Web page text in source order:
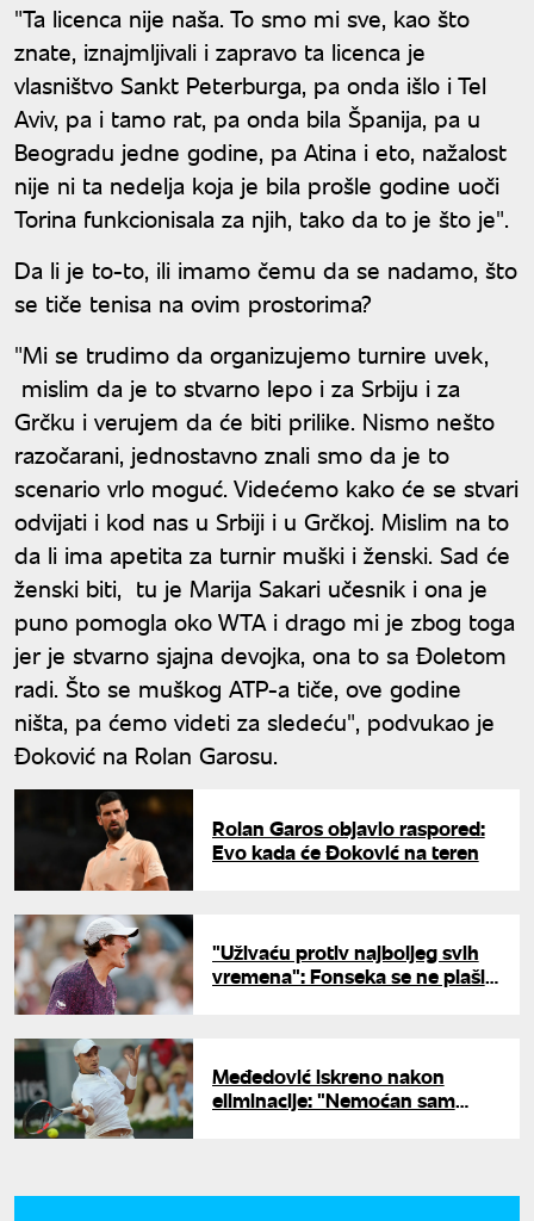
"Ta licenca nije naša. To smo mi sve, kao što
znate, iznajmljivali i zapravo ta licenca je
vlasništvo Sankt Peterburga, pa onda išlo i Tel
Aviv, pa i tamo rat, pa onda bila Španija, pa u
Beogradu jedne godine, pa Atina i eto, nažalost
nije ni ta nedelja koja je bila prošle godine uoči
Torina funkcionisala za njih, tako da to je što je".
Da li je to-to, ili imamo čemu da se nadamo, što
se tiče tenisa na ovim prostorima?
"Mi se trudimo da organizujemo turnire uvek,
mislim da je to stvarno lepo i za Srbiju i za
Grčku i verujem da će biti prilike. Nismo nešto
razočarani, jednostavno znali smo da je to
scenario vrlo moguć. Videćemo kako će se stvari
odvijati i kod nas u Srbiji i u Grčkoj. Mislim na to
da li ima apetita za turnir muški i ženski. Sad će
ženski biti, tu je Marija Sakari učesnik i ona je
puno pomogla oko WTA i drago mi je zbog toga
jer je stvarno sjajna devojka, ona to sa Đoletom
radi. Što se muškog ATP-a tiče, ove godine
ništa, pa ćemo videti za sledeću", podvukao je
Đoković na Rolan Garosu.
Rolan Garos objavio raspored:
Evo kada će Đoković na teren
"Uživaću protiv najboljeg svih
vremena": Fonseka se ne plaši
Međedović iskreno nakon
eliminacije: "Nemoćan sam